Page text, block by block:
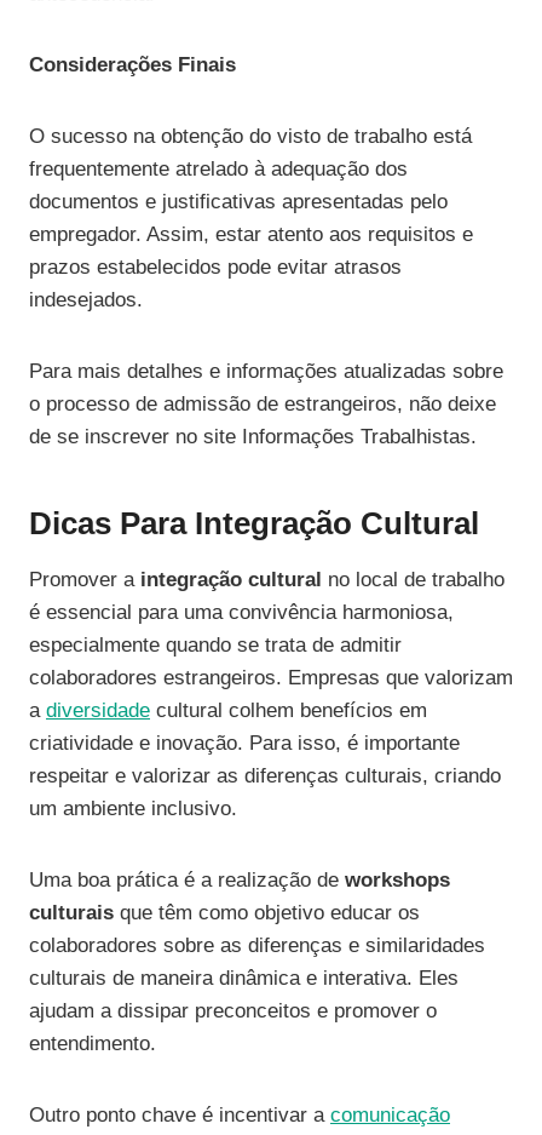
Considerações Finais
O sucesso na obtenção do visto de trabalho está
frequentemente atrelado à adequação dos
documentos e justificativas apresentadas pelo
empregador. Assim, estar atento aos requisitos e
prazos estabelecidos pode evitar atrasos
indesejados.
Para mais detalhes e informações atualizadas sobre
o processo de admissão de estrangeiros, não deixe
de se inscrever no site Informações Trabalhistas.
Dicas Para Integração Cultural
Promover a integração cultural no local de trabalho
é essencial para uma convivência harmoniosa,
especialmente quando se trata de admitir
colaboradores estrangeiros. Empresas que valorizam
a diversidade cultural colhem benefícios em
criatividade e inovação. Para isso, é importante
respeitar e valorizar as diferenças culturais, criando
um ambiente inclusivo.
Uma boa prática é a realização de workshops
culturais que têm como objetivo educar os
colaboradores sobre as diferenças e similaridades
culturais de maneira dinâmica e interativa. Eles
ajudam a dissipar preconceitos e promover o
entendimento.
Outro ponto chave é incentivar a comunicação